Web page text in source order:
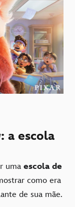
: a escola
uma escola de
como era
de sua mãe.